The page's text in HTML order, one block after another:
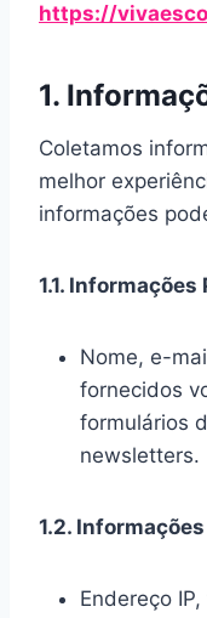
https://
1.
Coletamos
melhor
informações
1.1. Informações
Nome, e-
fornecidos
formulários
newsletters.
1.2.
Endereço